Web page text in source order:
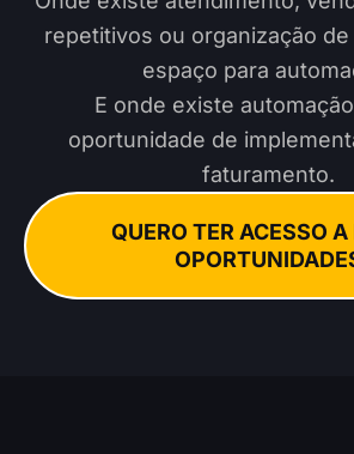
repetitivos ou organização
espaço para
E onde existe
oportunidade de
faturamento.
QUERO TER ACESSO A